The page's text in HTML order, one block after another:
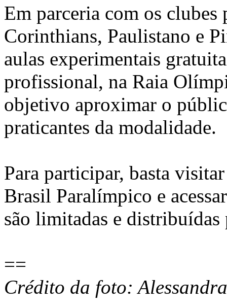
Em parceria com os clubes
Corinthians, Paulistano e
aulas experimentais
profissional, na Raia
objetivo aproximar o
praticantes da modalidade.
Para participar, basta
Brasil Paralímpico e
são limitadas e distribuídas
==
Crédito da foto: